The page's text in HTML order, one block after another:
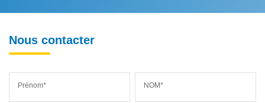
Nous contacter
Prénom* NOM*